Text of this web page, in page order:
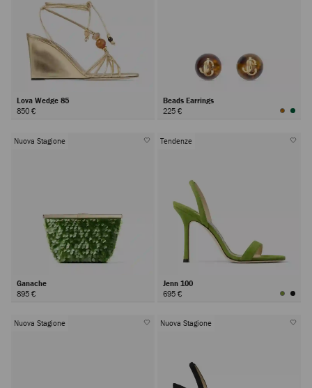
Lova Wedge 85
850 €
Beads Earrings
225 €
Nuova Stagione
Ganache
895 €
Tendenze
Jenn 100
695 €
Nuova Stagione Nuova Stagione